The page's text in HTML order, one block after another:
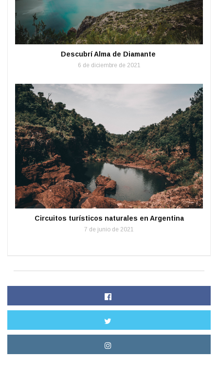
Descubrí Alma de Diamante
6 de diciembre de 2021
Circuitos turísticos naturales en Argentina
7 de junio de 2021